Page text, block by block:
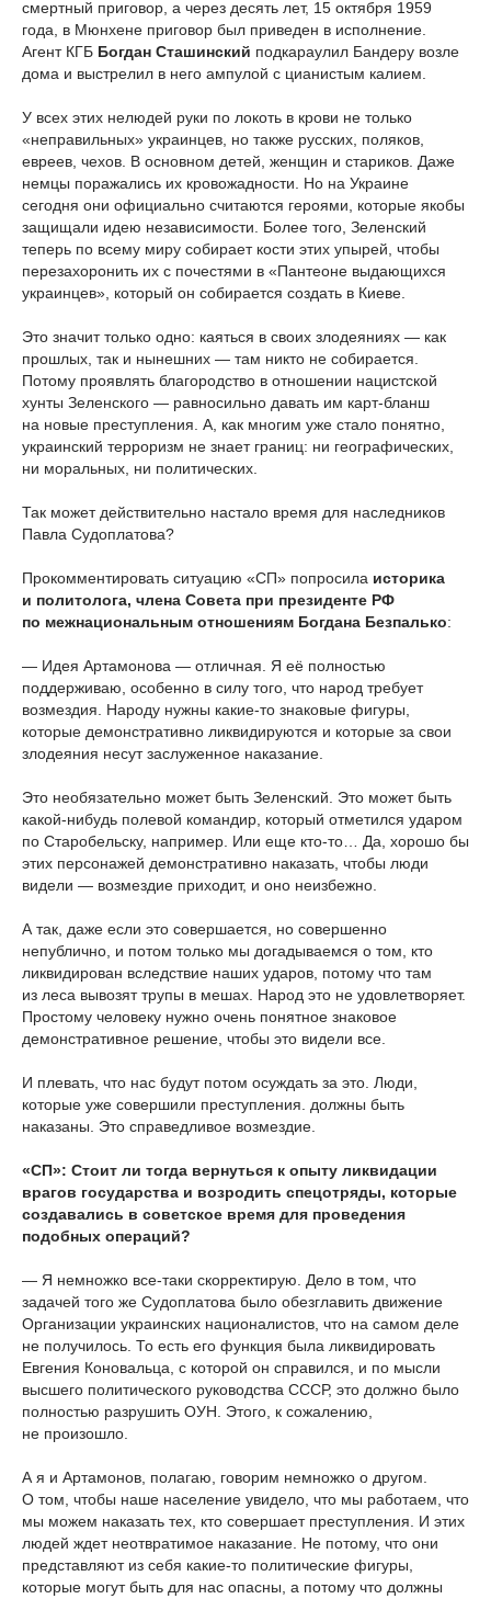
смертный приговор, а через десять лет, 15 октября 1959
года, в Мюнхене приговор был приведен в исполнение.
Агент КГБ Богдан Сташинский подкараулил Бандеру возле
дома и выстрелил в него ампулой с цианистым калием.
У всех этих нелюдей руки по локоть в крови не только
«неправильных» украинцев, но также русских, поляков,
евреев, чехов. В основном детей, женщин и стариков. Даже
немцы поражались их кровожадности. Но на Украине
сегодня они официально считаются героями, которые якобы
защищали идею независимости. Более того, Зеленский
теперь по всему миру собирает кости этих упырей, чтобы
перезахоронить их с почестями в «Пантеоне выдающихся
украинцев», который он собирается создать в Киеве.
Это значит только одно: каяться в своих злодеяниях — как
прошлых, так и нынешних — там никто не собирается.
Потому проявлять благородство в отношении нацистской
хунты Зеленского — равносильно давать им карт-бланш
на новые преступления. А, как многим уже стало понятно,
украинский терроризм не знает границ: ни географических,
ни моральных, ни политических.
Так может действительно настало время для наследников
Павла Судоплатова?
Прокомментировать ситуацию «СП» попросила историка
и политолога, члена Совета при президенте РФ
по межнациональным отношениям Богдана Безпалько:
— Идея Артамонова — отличная. Я её полностью
поддерживаю, особенно в силу того, что народ требует
возмездия. Народу нужны какие-то знаковые фигуры,
которые демонстративно ликвидируются и которые за свои
злодеяния несут заслуженное наказание.
Это необязательно может быть Зеленский. Это может быть
какой-нибудь полевой командир, который отметился ударом
по Старобельску, например. Или еще кто-то… Да, хорошо бы
этих персонажей демонстративно наказать, чтобы люди
видели — возмездие приходит, и оно неизбежно.
А так, даже если это совершается, но совершенно
непублично, и потом только мы догадываемся о том, кто
ликвидирован вследствие наших ударов, потому что там
из леса вывозят трупы в мешах. Народ это не удовлетворяет.
Простому человеку нужно очень понятное знаковое
демонстративное решение, чтобы это видели все.
И плевать, что нас будут потом осуждать за это. Люди,
которые уже совершили преступления. должны быть
наказаны. Это справедливое возмездие.
«СП»: Стоит ли тогда вернуться к опыту ликвидации
врагов государства и возродить спецотряды, которые
создавались в советское время для проведения
подобных операций?
— Я немножко все-таки скорректирую. Дело в том, что
задачей того же Судоплатова было обезглавить движение
Организации украинских националистов, что на самом деле
не получилось. То есть его функция была ликвидировать
Евгения Коновальца, с которой он справился, и по мысли
высшего политического руководства СССР, это должно было
полностью разрушить ОУН. Этого, к сожалению,
не произошло.
А я и Артамонов, полагаю, говорим немножко о другом.
О том, чтобы наше население увидело, что мы работаем, что
мы можем наказать тех, кто совершает преступления. И этих
людей ждет неотвратимое наказание. Не потому, что они
представляют из себя какие-то политические фигуры,
которые могут быть для нас опасны, а потому что должны